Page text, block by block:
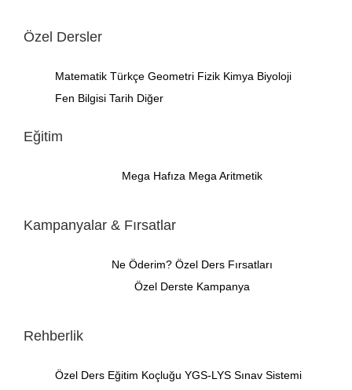
Özel Dersler
Matematik Türkçe Geometri Fizik Kimya Biyoloji
Fen Bilgisi Tarih Diğer
Eğitim
Mega Hafıza Mega Aritmetik
Kampanyalar & Fırsatlar
Ne Öderim? Özel Ders Fırsatları
Özel Derste Kampanya
Rehberlik
Özel Ders Eğitim Koçluğu YGS-LYS Sınav Sistemi